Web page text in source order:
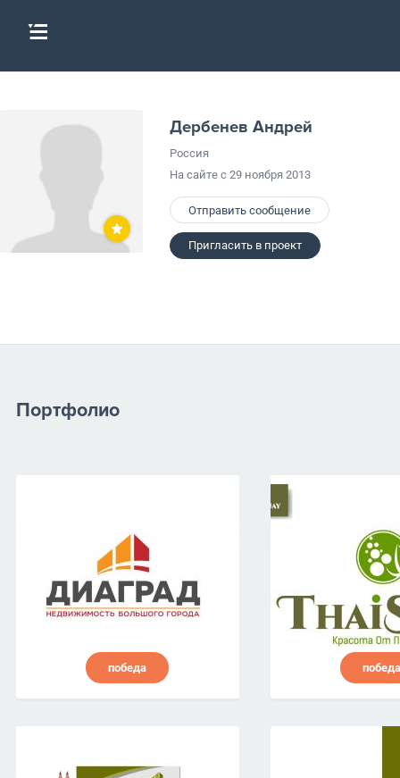
Дербенев Андрей
Россия
На сайте с 29 ноября 2013
Отправить сообщение
Пригласить в проект
Портфолио
победа победа